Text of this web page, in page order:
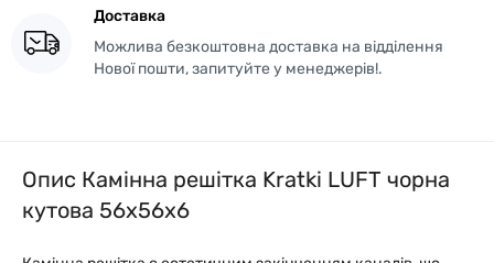
Доставка
Можлива безкоштовна доставка на відділення
Нової пошти, запитуйте у менеджерів!.
Опис Камінна решітка Kratki LUFT чорна
кутова 56x56x6